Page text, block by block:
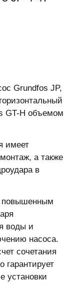
Grundfos JP,
GT-H объемом
имеет
а также
в
повышенным
воды и
насоса.
сочетания
гарантирует
установки